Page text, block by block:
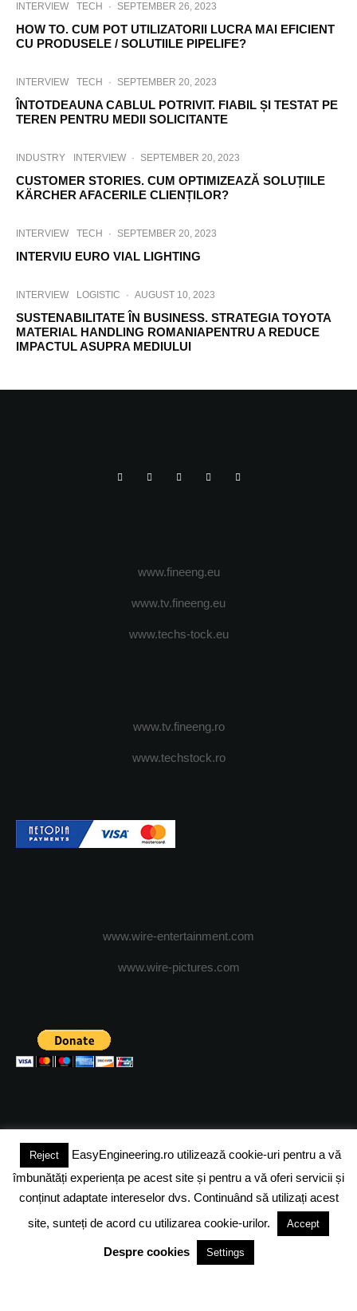
INTERVIEW TECH · SEPTEMBER 26, 2023
HOW TO. CUM POT UTILIZATORII LUCRA MAI EFICIENT
CU PRODUSELE / SOLUTIILE PIPELIFE?
INTERVIEW TECH · SEPTEMBER 20, 2023
ÎNTOTDEAUNA CABLUL POTRIVIT. FIABIL ȘI TESTAT PE
TEREN PENTRU MEDII SOLICITANTE
INDUSTRY INTERVIEW · SEPTEMBER 20, 2023
CUSTOMER STORIES. CUM OPTIMIZEAZĂ SOLUȚIILE
KÄRCHER AFACERILE CLIENȚILOR?
INTERVIEW TECH · SEPTEMBER 20, 2023
INTERVIU EURO VIAL LIGHTING
INTERVIEW LOGISTIC · AUGUST 10, 2023
SUSTENABILITATE ÎN BUSINESS. STRATEGIA TOYOTA
MATERIAL HANDLING ROMANIAPENTRU A REDUCE
IMPACTUL ASUPRA MEDIULUI
www.fineeng.eu
www.tv.fineeng.eu
www.techs-tock.eu
www.tv.fineeng.ro
www.techstock.ro
www.wire-entertainment.com
www.wire-pictures.com
(c) 2024 - FineEngineeringMagazine. All rights reserved.
DESPRE NOI ADVERTISING JOBS DESPRE COOKIES
POLITICA DE CONFIDENTIALITATE TERMENI SI CONDITII
Reject
EasyEngineering.ro utilizează cookie-uri pentru a vă
îmbunătăți experiența pe acest site și pentru a vă oferi servicii și
conținut adaptate intereselor dvs. Continuând să utilizați acest
site, sunteți de acord cu utilizarea cookie-urilor.
Accept
Despre cookies Settings